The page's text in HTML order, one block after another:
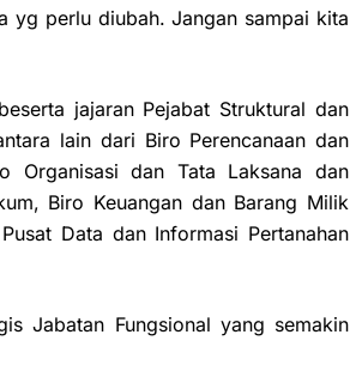
yg perlu diubah. Jangan sampai kita
jajaran Pejabat Struktural dan
lain dari Biro Perencanaan dan
Organisasi dan Tata Laksana dan
Biro Keuangan dan Barang Milik
Data dan Informasi Pertanahan
Jabatan Fungsional yang semakin